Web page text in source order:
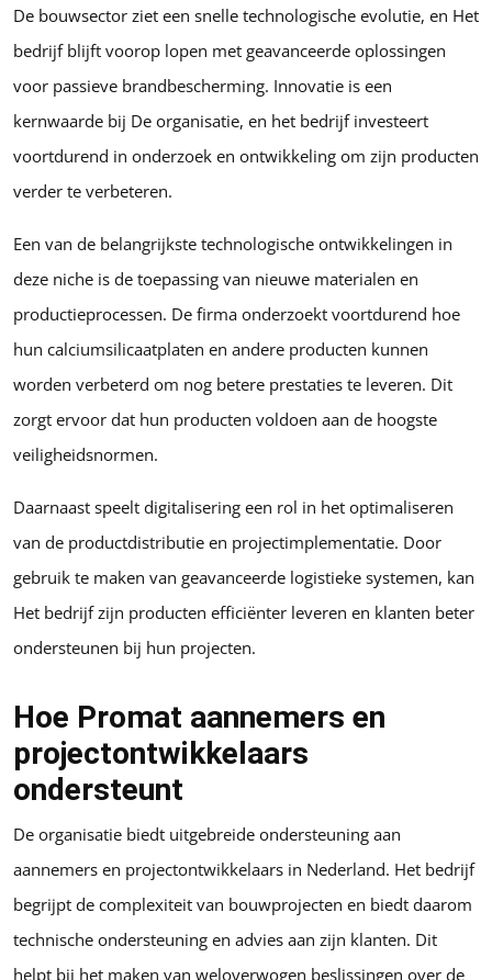
De bouwsector ziet een snelle technologische evolutie, en Het
bedrijf blijft voorop lopen met geavanceerde oplossingen
voor passieve brandbescherming. Innovatie is een
kernwaarde bij De organisatie, en het bedrijf investeert
voortdurend in onderzoek en ontwikkeling om zijn producten
verder te verbeteren.
Een van de belangrijkste technologische ontwikkelingen in
deze niche is de toepassing van nieuwe materialen en
productieprocessen. De firma onderzoekt voortdurend hoe
hun calciumsilicaatplaten en andere producten kunnen
worden verbeterd om nog betere prestaties te leveren. Dit
zorgt ervoor dat hun producten voldoen aan de hoogste
veiligheidsnormen.
Daarnaast speelt digitalisering een rol in het optimaliseren
van de productdistributie en projectimplementatie. Door
gebruik te maken van geavanceerde logistieke systemen, kan
Het bedrijf zijn producten efficiënter leveren en klanten beter
ondersteunen bij hun projecten.
Hoe Promat aannemers en
projectontwikkelaars
ondersteunt
De organisatie biedt uitgebreide ondersteuning aan
aannemers en projectontwikkelaars in Nederland. Het bedrijf
begrijpt de complexiteit van bouwprojecten en biedt daarom
technische ondersteuning en advies aan zijn klanten. Dit
helpt bij het maken van weloverwogen beslissingen over de